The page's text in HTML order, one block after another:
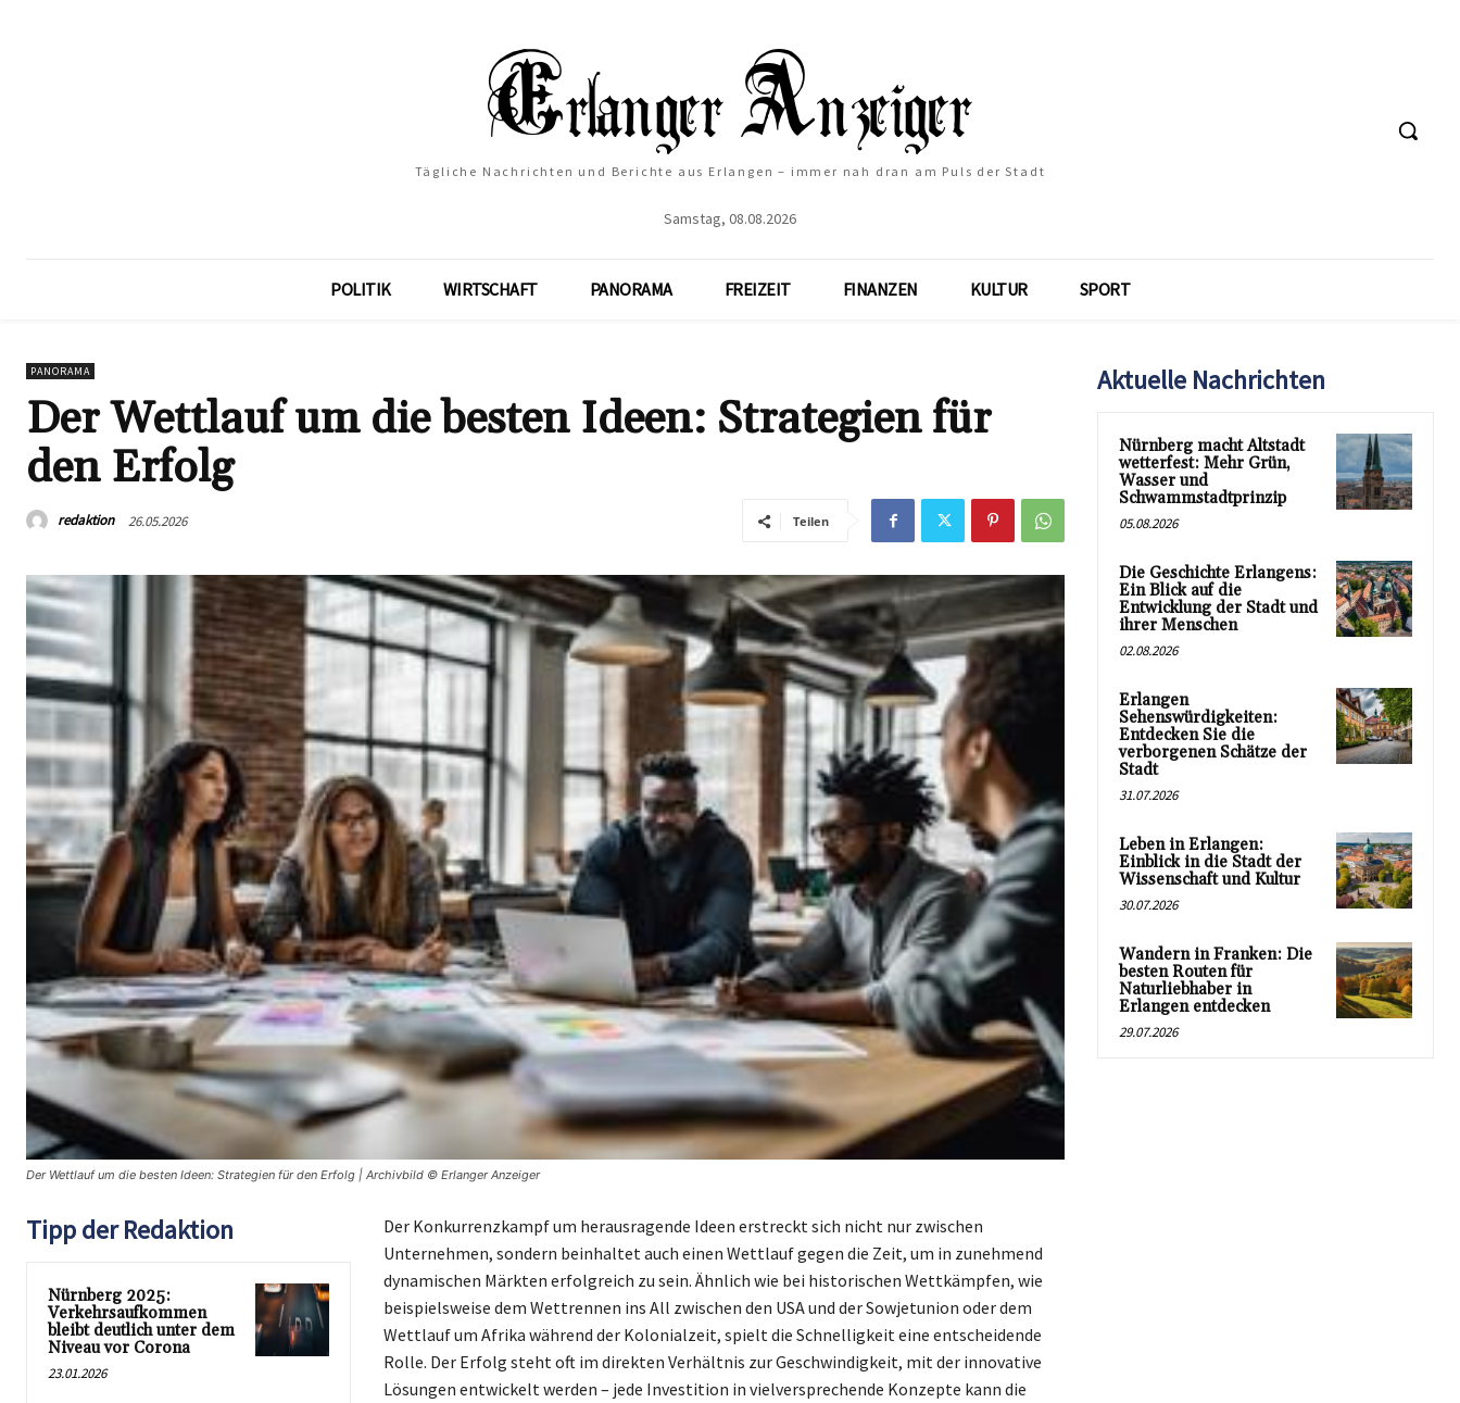
Tägliche Nachrichten und Berichte aus Erlangen – immer nah dran am Puls der Stadt
Samstag, 08.08.2026
POLITIK WIRTSCHAFT PANORAMA FREIZEIT FINANZEN KULTUR SPORT
PANORAMA
Der Wettlauf um die besten Ideen: Strategien für
den Erfolg
redaktion 26.05.2026 Teilen
Der Wettlauf um die besten Ideen: Strategien für den Erfolg | Archivbild © Erlanger Anzeiger
Tipp der Redaktion
Nürnberg 2025:
Verkehrsaufkommen
bleibt deutlich unter dem
Niveau vor Corona
23.01.2026
Der Konkurrenzkampf um herausragende Ideen erstreckt sich nicht nur zwischen
Unternehmen, sondern beinhaltet auch einen Wettlauf gegen die Zeit, um in zunehmend
dynamischen Märkten erfolgreich zu sein. Ähnlich wie bei historischen Wettkämpfen, wie
beispielsweise dem Wettrennen ins All zwischen den USA und der Sowjetunion oder dem
Wettlauf um Afrika während der Kolonialzeit, spielt die Schnelligkeit eine entscheidende
Rolle. Der Erfolg steht oft im direkten Verhältnis zur Geschwindigkeit, mit der innovative
Lösungen entwickelt werden – jede Investition in vielversprechende Konzepte kann die
Aktuelle Nachrichten
Nürnberg macht Altstadt
wetterfest: Mehr Grün,
Wasser und
Schwammstadtprinzip
05.08.2026
Die Geschichte Erlangens:
Ein Blick auf die
Entwicklung der Stadt und
ihrer Menschen
02.08.2026
Erlangen
Sehenswürdigkeiten:
Entdecken Sie die
verborgenen Schätze der
Stadt
31.07.2026
Leben in Erlangen:
Einblick in die Stadt der
Wissenschaft und Kultur
30.07.2026
Wandern in Franken: Die
besten Routen für
Naturliebhaber in
Erlangen entdecken
29.07.2026